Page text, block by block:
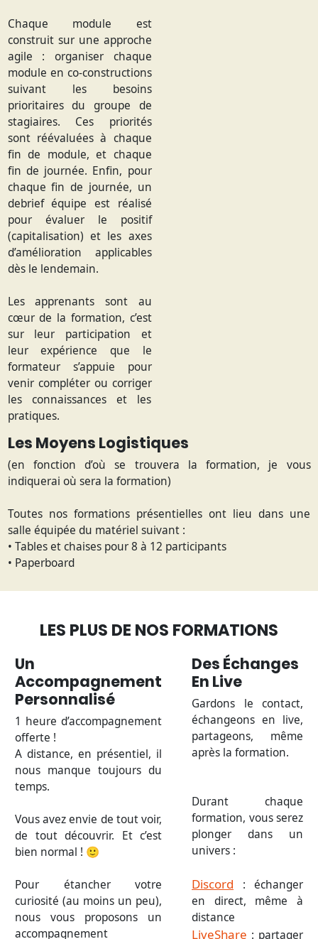
Chaque module est
construit sur une approche
agile : organiser chaque
module en co-constructions
suivant les besoins
prioritaires du groupe de
stagiaires. Ces priorités
sont réévaluées à chaque
fin de module, et chaque
fin de journée. Enfin, pour
chaque fin de journée, un
debrief équipe est réalisé
pour évaluer le positif
(capitalisation) et les axes
d’amélioration applicables
dès le lendemain.
Les apprenants sont au
cœur de la formation, c’est
sur leur participation et
leur expérience que le
formateur s’appuie pour
venir compléter ou corriger
les connaissances et les
pratiques.
Les Moyens Logistiques
(en fonction d’où se trouvera la formation, je vous
indiquerai où sera la formation)
Toutes nos formations présentielles ont lieu dans une
salle équipée du matériel suivant :
• Tables et chaises pour 8 à 12 participants
• Paperboard
LES PLUS DE NOS FORMATIONS
Un
Accompagnement
Personnalisé
1 heure d’accompagnement
offerte !
A distance, en présentiel, il
nous manque toujours du
temps.
Vous avez envie de tout voir,
de tout découvrir. Et c’est
bien normal ! 🙂
Pour étancher votre
curiosité (au moins un peu),
nous vous proposons un
accompagnement
Des Échanges
En Live
Gardons le contact,
échangeons en live,
partageons, même
après la formation.
Durant chaque
formation, vous serez
plonger dans un
univers :
Discord : échanger
en direct, même à
distance
LiveShare : partager